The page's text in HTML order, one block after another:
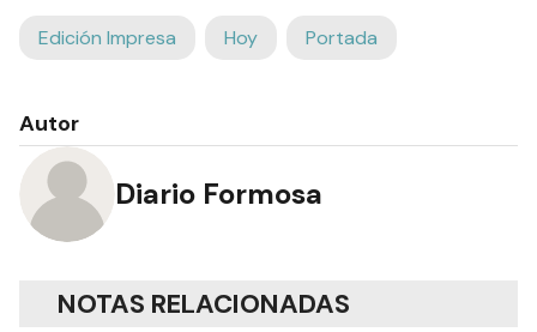
Edición Impresa Hoy Portada
Autor
Diario Formosa
NOTAS RELACIONADAS